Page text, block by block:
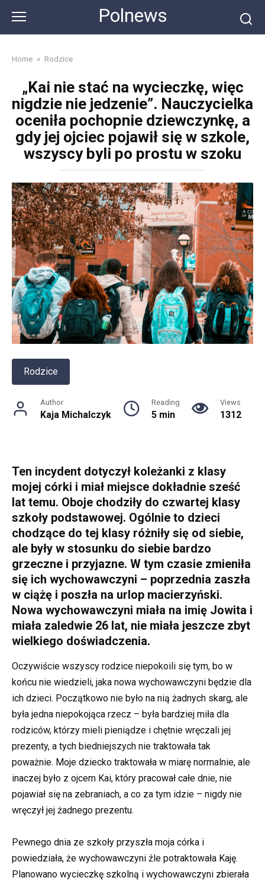
content
Polnews
Home » Rodzice
„Kai nie stać na wycieczkę, więc
nigdzie nie jedzenie”. Nauczycielka
oceniła pochopnie dziewczynkę, a
gdy jej ojciec pojawił się w szkole,
wszyscy byli po prostu w szoku
Rodzice
Author
Kaja Michalczyk
Reading
5 min
Views
1312
Ten incydent dotyczył koleżanki z klasy
mojej córki i miał miejsce dokładnie sześć
lat temu. Oboje chodziły do czwartej klasy
szkoły podstawowej. Ogólnie to dzieci
chodzące do tej klasy różniły się od siebie,
ale były w stosunku do siebie bardzo
grzeczne i przyjazne. W tym czasie zmieniła
się ich wychowawczyni – poprzednia zaszła
w ciążę i poszła na urlop macierzyński.
Nowa wychowawczyni miała na imię Jowita i
miała zaledwie 26 lat, nie miała jeszcze zbyt
wielkiego doświadczenia.
Oczywiście wszyscy rodzice niepokoili się tym, bo w
końcu nie wiedzieli, jaka nowa wychowawczyni będzie dla
ich dzieci. Początkowo nie było na nią żadnych skarg, ale
była jedna niepokojąca rzecz – była bardziej miła dla
rodziców, którzy mieli pieniądze i chętnie wręczali jej
prezenty, a tych biedniejszych nie traktowała tak
poważnie. Moje dziecko traktowała w miarę normalnie, ale
inaczej było z ojcem Kai, który pracował całe dnie, nie
pojawiał się na zebraniach, a co za tym idzie – nigdy nie
wręczył jej żadnego prezentu.
Pewnego dnia ze szkoły przyszła moja córka i
powiedziała, że wychowawczyni źle potraktowała Kaję.
Planowano wycieczkę szkolną i wychowawczyni zbierała